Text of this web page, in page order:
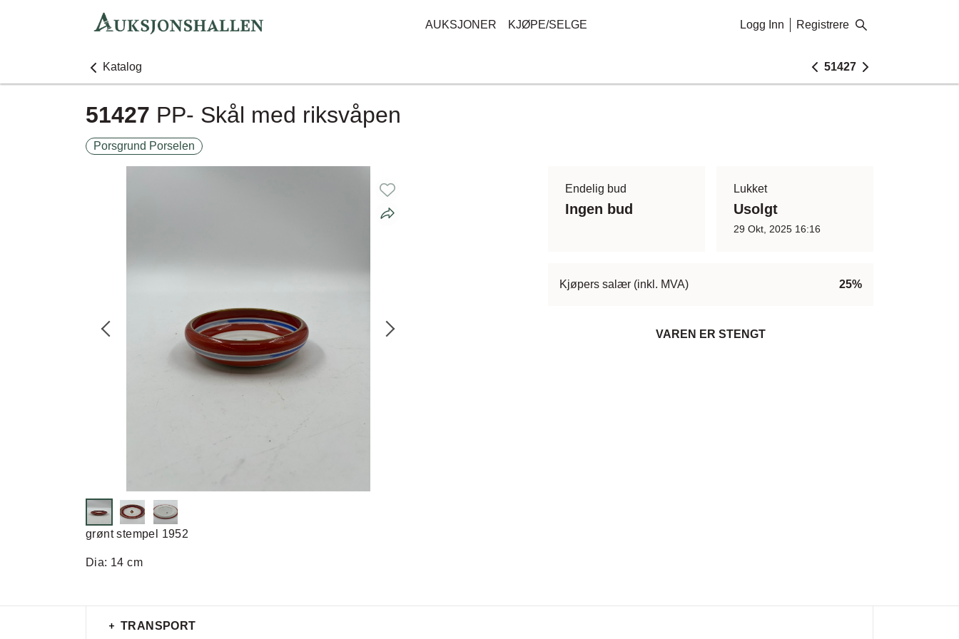
AUKSJONER KJØPE/SELGE Logg Inn Registrere
Katalog 51427
51427 PP- Skål med riksvåpen
Porsgrund Porselen
grønt stempel 1952
Dia: 14 cm
Endelig bud
Ingen bud
Lukket
Usolgt
29 Okt, 2025 16:16
Kjøpers salær (inkl. MVA) 25%
VAREN ER STENGT
TRANSPORT